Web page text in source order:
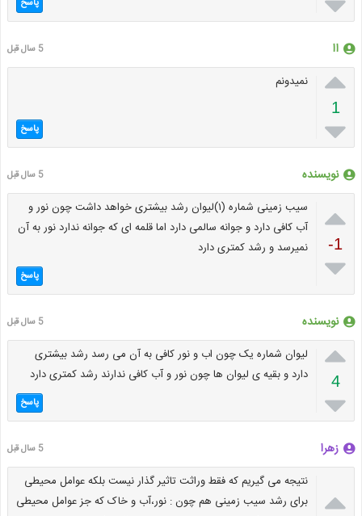
پاسخ
اا 5 سال قبل

1

نمیدونم
پاسخ
نویسنده 5 سال قبل

-1

سیب زمینی شماره (۱)لیوان رشد بیشتری خواهد داشت چون نور و
آب کافی دارد و جوانه سالمی دارد اما قلمه ای که جوانه ندارد نور به آن
نمیرسد و رشد کمتری دارد
پاسخ
نویسنده 5 سال قبل

4

لیوان شماره یک چون اب و نور کافی به آن می رسد رشد بیشتری
دارد و بقیه ی لیوان ها چون نور و آب کافی ندارند رشد کمتری دارد
پاسخ
زهرا 5 سال قبل

نتیجه می گیریم که فقط وراثت تاثیر گذار نیست بلکه عوامل محیطی
برای رشد سیب زمینی هم چون : نور،آب و خاک که جز عوامل محیطی